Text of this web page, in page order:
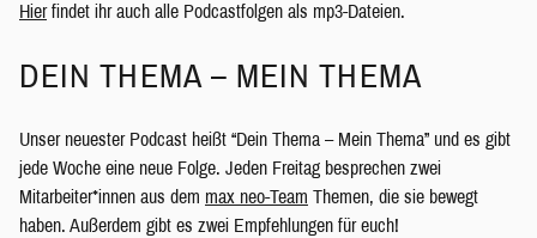
Hierfindet ihr auch alle Podcastfolgen als mp3-Dateien.
DEIN THEMA – MEIN THEMA
Unser neuester Podcast heißt “Dein Thema – Mein Thema” und es gibt
jede Woche eine neue Folge. Jeden Freitag besprechen zwei
Mitarbeiter*innen aus dem max neo-Team Themen, die sie bewegt
haben. Außerdem gibt es zwei Empfehlungen für euch!